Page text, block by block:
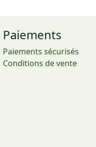
Paiements
Paiements sécurisés
Conditions de vente